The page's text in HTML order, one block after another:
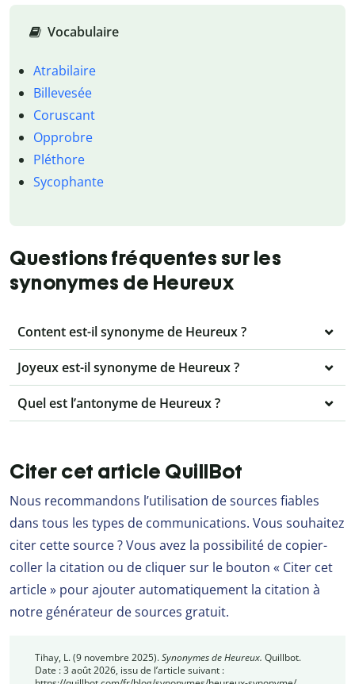
Vocabulaire
Atrabilaire
Billevesée
Coruscant
Opprobre
Pléthore
Sycophante
Questions fréquentes sur les
synonymes de Heureux
Content est-il synonyme de Heureux ?
Joyeux est-il synonyme de Heureux ?
Quel est l’antonyme de Heureux ?
Citer cet article QuillBot
Nous recommandons l’utilisation de sources fiables
dans tous les types de communications. Vous souhaitez
citer cette source ? Vous avez la possibilité de copier-
coller la citation ou de cliquer sur le bouton « Citer cet
article » pour ajouter automatiquement la citation à
notre générateur de sources gratuit.
Tihay, L. (9 novembre 2025).Synonymes de Heureux. Quillbot.
Date : 3 août 2026, issu de l’article suivant :